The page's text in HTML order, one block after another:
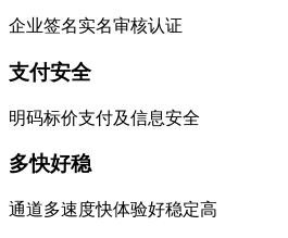
企业签名实名审核认证
支付安全
明码标价支付及信息安全
多快好稳
通道多速度快体验好稳定高